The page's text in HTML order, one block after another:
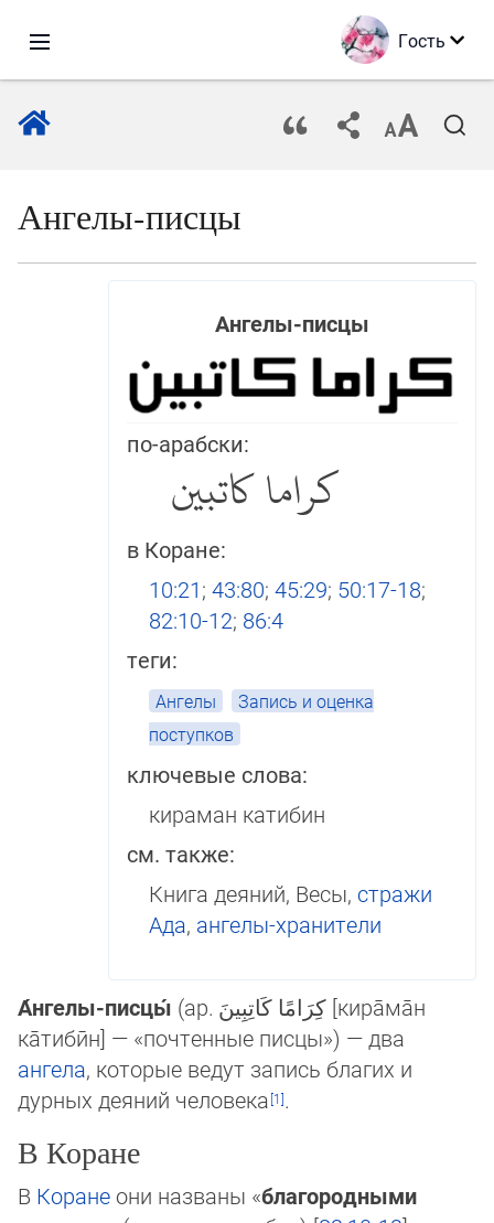
Гость
Ангелы-писцы
Ангелы-писцы
по-арабски:
كراما كاتبين
в Коране:
10:21; 43:80; 45:29; 50:17-18;
82:10-12; 86:4
теги:
Ангелы
Запись и оценка
поступков
ключевые слова:
кираман катибин
см. также:
Книга деяний, Весы, стражи
Ада, ангелы-хранители
А́нгелы-писцы́ (ар. كِرَامًا كَاتِبِينَ [кира̄ма̄н
ка̄тибӣн] — «почтенные писцы»‎) — два
ангела, ко­то­рые ведут запись благих и
дурных деяний человека
.
В Коране
В Коране они названы «благородными